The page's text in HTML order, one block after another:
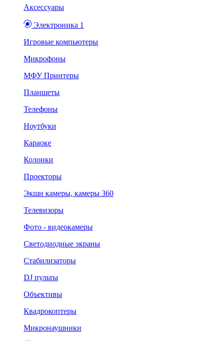
Аксессуары
Электроника 1
Игровые компьютеры
Микрофоны
МФУ Принтеры
Планшеты
Телефоны
Ноутбуки
Караоке
Колонки
Проекторы
Экшн камеры, камеры 360
Телевизоры
Фото - видеокамеры
Светодиодные экраны
Стабилизаторы
DJ пульты
Объективы
Квадрокоптеры
Микронаушники